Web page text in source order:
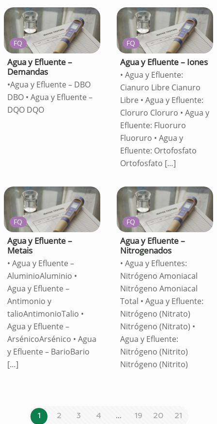
FQ
Agua y Efluente –
Demandas
•Agua y Efluente – DBO
DBO • Agua y Efluente –
DQO DQO
FQ
Agua y Efluente – Iones
• Agua y Efluente:
Cianuro Libre Cianuro
Libre • Agua y Efluente:
Cloruro Cloruro • Agua y
Efluente: Fluoruro
Fluoruro • Agua y
Efluente: Ortofosfato
Ortofosfato […]
FQ
Agua y Efluente –
Metais
• Agua y Efluente –
AluminioAluminio •
Agua y Efluente –
Antimonio y
talioAntimonioTalio •
Agua y Efluente –
ArsénicoArsénico • Agua
y Efluente – BarioBario
[…]
FQ
Agua y Efluente –
Nitrogenados
• Agua y Efluentes:
Nitrógeno Amoniacal
Nitrógeno Amoniacal
Total • Agua y Efluente:
Nitrógeno (Nitrato)
Nitrógeno (Nitrato) •
Agua y Efluente:
Nitrógeno (Nitrito)
Nitrógeno (Nitrito)
1 2 3 4 … 19 20 21